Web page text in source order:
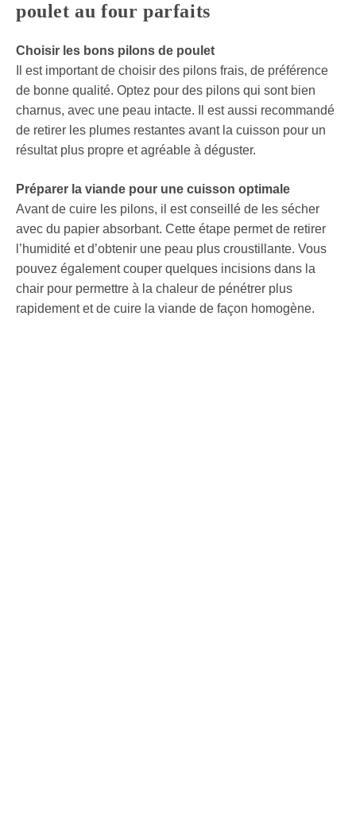
poulet au four parfaits
Choisir les bons pilons de poulet
Il est important de choisir des pilons frais, de préférence
de bonne qualité. Optez pour des pilons qui sont bien
charnus, avec une peau intacte. Il est aussi recommandé
de retirer les plumes restantes avant la cuisson pour un
résultat plus propre et agréable à déguster.
Préparer la viande pour une cuisson optimale
Avant de cuire les pilons, il est conseillé de les sécher
avec du papier absorbant. Cette étape permet de retirer
l’humidité et d’obtenir une peau plus croustillante. Vous
pouvez également couper quelques incisions dans la
chair pour permettre à la chaleur de pénétrer plus
rapidement et de cuire la viande de façon homogène.